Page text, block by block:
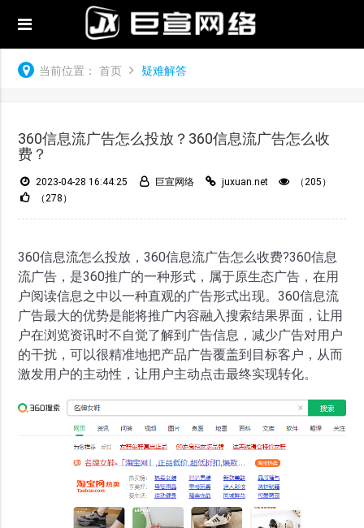
当前位置： 首页 疑难解答
360信息流广告怎么投放？360信息流广告怎么收
费？
2023-04-28 16:44:25 巨宣网络 juxuan.net
（205）
（278）
360信息流怎么投放，360信息流广告怎么收费?360信息
流广告，是360推广的一种形式，属于原生态广告，在用
户阅读信息之中以一种直观的广告形式出现。360信息流
广告最大的优势是能将推广内容融入搜索结果界面，让用
户在浏览资讯时不自觉了解到广告信息，减少广告对用户
的干扰，可以很精准地把产品广告覆盖到目标客户，从而
激发用户的主动性，让用户主动点击最终实现转化。